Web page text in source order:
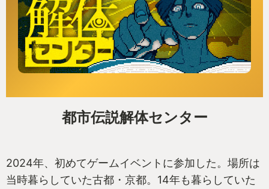
都市伝説解体センター
2024年、初めてゲームイベントに参加した。場所は
当時暮らしていた古都・京都。14年も暮らしていた